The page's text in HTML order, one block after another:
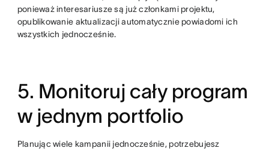
ponieważ interesariusze są już członkami projektu,
opublikowanie aktualizacji automatycznie powiadomi ich
wszystkich jednocześnie.
5. Monitoruj cały program
w jednym portfolio
Planując wiele kampanii jednocześnie, potrzebujesz